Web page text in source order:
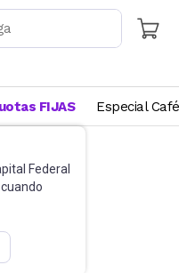
Federal
FIJAS Especial Café